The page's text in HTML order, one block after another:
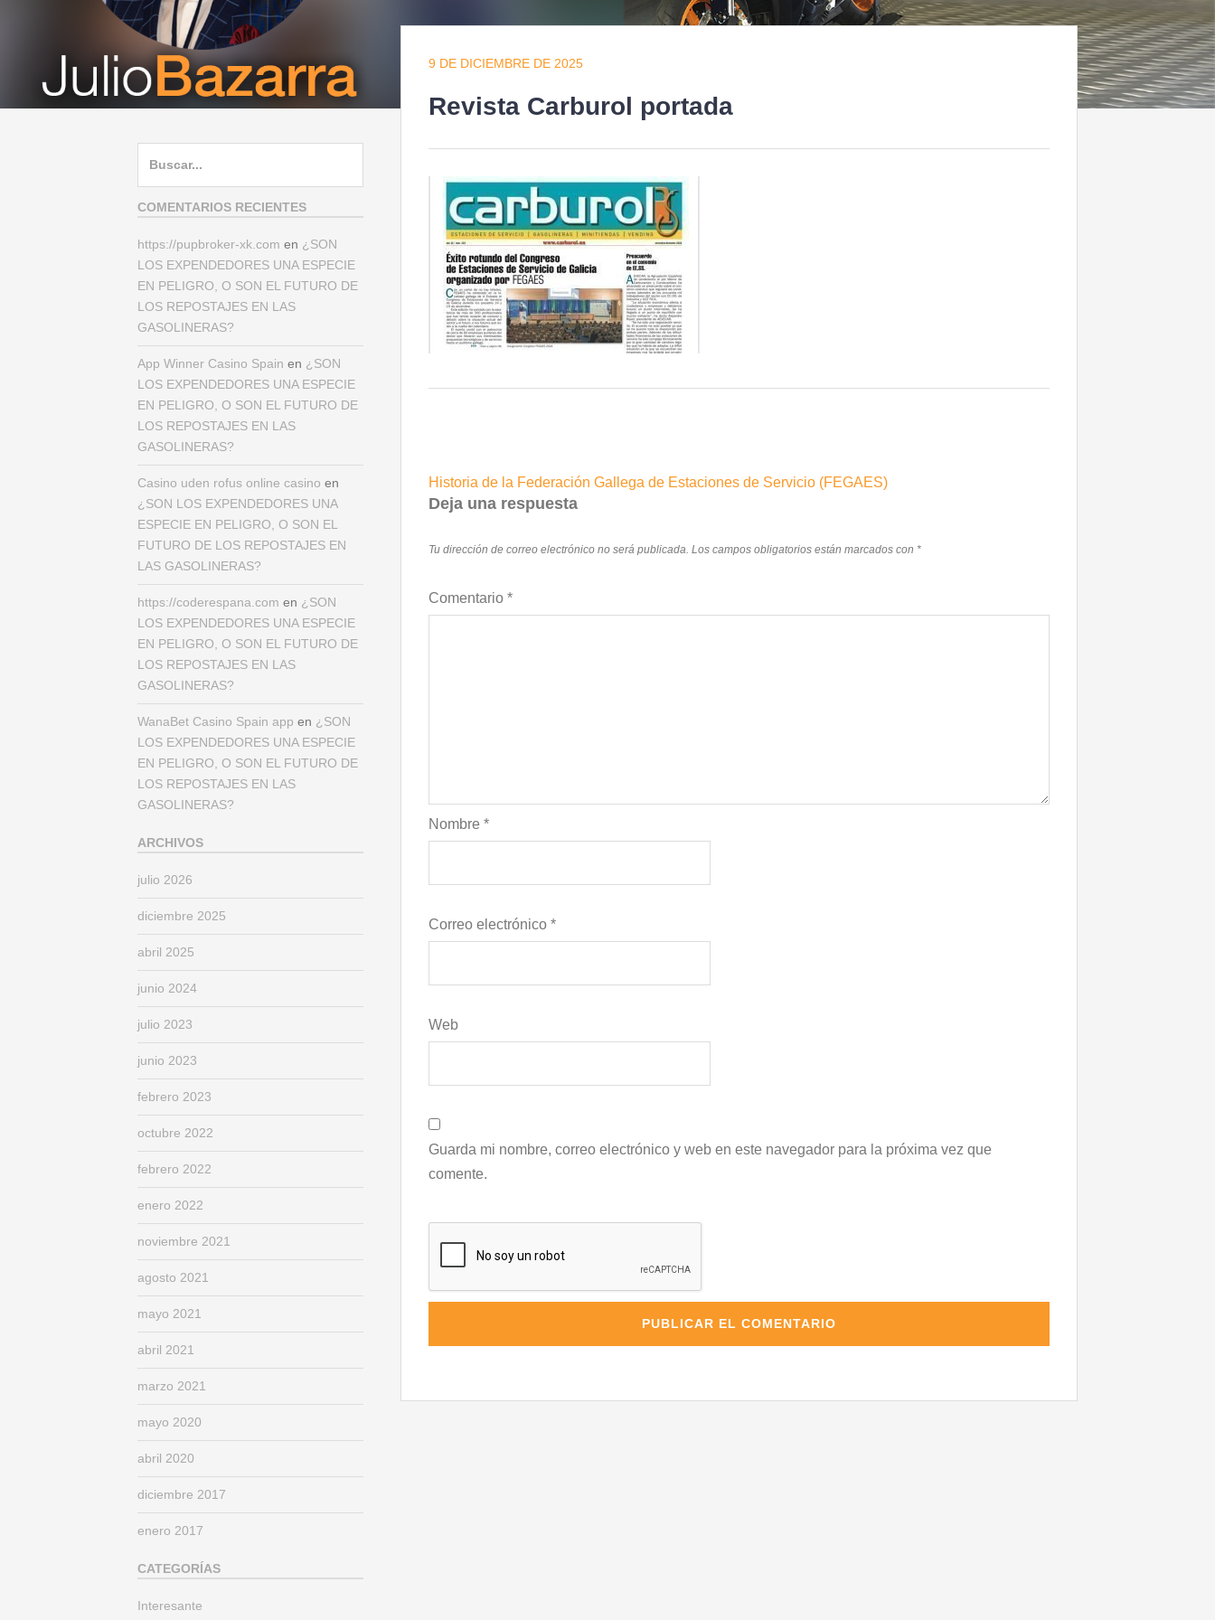
9 DE DICIEMBRE DE 2025
Revista Carburol portada
Navegación
de
Historia de la Federación Gallega de Estaciones de Servicio (FEGAES)
Deja una respuesta
Tu dirección de correo electrónico no será publicada. Los campos obligatorios están marcados con *
Comentario*
Nombre*
Correo electrónico*
Web
Guarda mi nombre, correo electrónico y web en este navegador para la próxima vez que
comente.
COMENTARIOS RECIENTES
https://pupbroker-xk.com en ¿SON
LOS EXPENDEDORES UNA ESPECIE
EN PELIGRO, O SON EL FUTURO DE
LOS REPOSTAJES EN LAS
GASOLINERAS?
App Winner Casino Spain en ¿SON
LOS EXPENDEDORES UNA ESPECIE
EN PELIGRO, O SON EL FUTURO DE
LOS REPOSTAJES EN LAS
GASOLINERAS?
Casino uden rofus online casino en
¿SON LOS EXPENDEDORES UNA
ESPECIE EN PELIGRO, O SON EL
FUTURO DE LOS REPOSTAJES EN
LAS GASOLINERAS?
https://coderespana.com en ¿SON
LOS EXPENDEDORES UNA ESPECIE
EN PELIGRO, O SON EL FUTURO DE
LOS REPOSTAJES EN LAS
GASOLINERAS?
WanaBet Casino Spain app en ¿SON
LOS EXPENDEDORES UNA ESPECIE
EN PELIGRO, O SON EL FUTURO DE
LOS REPOSTAJES EN LAS
GASOLINERAS?
ARCHIVOS
julio 2026
diciembre 2025
abril 2025
junio 2024
julio 2023
junio 2023
febrero 2023
octubre 2022
febrero 2022
enero 2022
noviembre 2021
agosto 2021
mayo 2021
abril 2021
marzo 2021
mayo 2020
abril 2020
diciembre 2017
enero 2017
CATEGORÍAS
Interesante